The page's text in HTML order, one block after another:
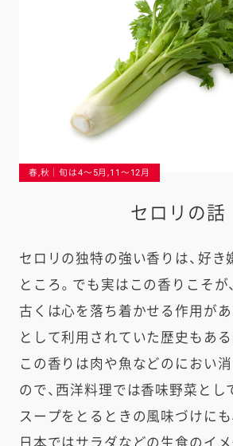
春,秋｜旬は4〜5月,11〜12月
セロリの話
セロリの独特の強い香りは、好き
ところ。でも実はこの香りこそが
古くは心を落ち着かせる作用があ
として利用されていた歴史もある
この香りは肉や魚などのにおい
ので、西洋料理では香味野菜とし
スープをとるときの風味づけにも
日本ではサラダなどの生食のイ